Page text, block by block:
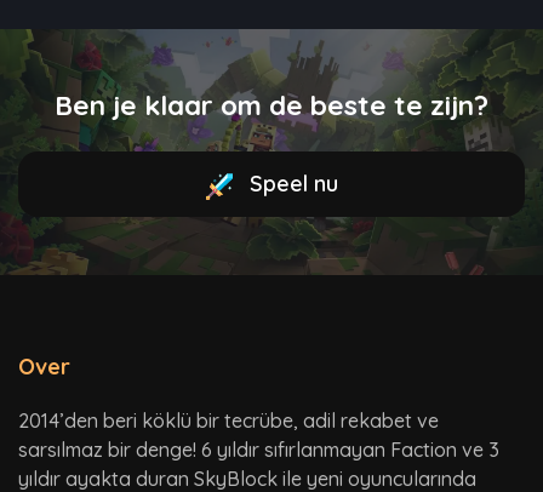
Ben je klaar om de beste te zijn?
Speel nu
Over
2014’den beri köklü bir tecrübe, adil rekabet ve
sarsılmaz bir denge! 6 yıldır sıfırlanmayan Faction ve 3
yıldır ayakta duran SkyBlock ile yeni oyuncularında